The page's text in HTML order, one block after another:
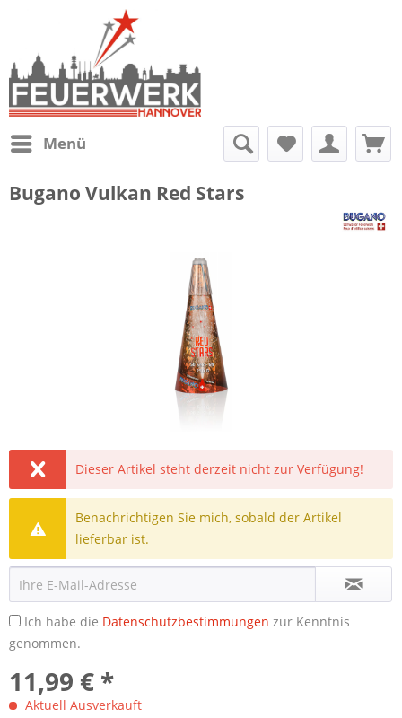
Menü
Bugano Vulkan Red Stars
Dieser Artikel steht derzeit nicht zur Verfügung!
Benachrichtigen Sie mich, sobald der Artikel
lieferbar ist.
Ich habe die Datenschutzbestimmungen zur Kenntnis
genommen.
11,99 € *
Aktuell Ausverkauft